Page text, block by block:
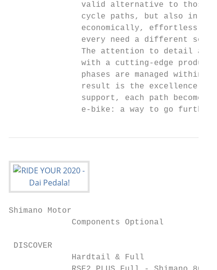
valid alternative to those
cycle paths, but also in
economically, effortlessly
every need a different
The attention to detail
with a cutting-edge
phases are managed within
result is the excellence
support, each path becomes
               e-bike: a way to go further
Shimano Motor
Components Optional
DISCOVER
Hardtail & Full